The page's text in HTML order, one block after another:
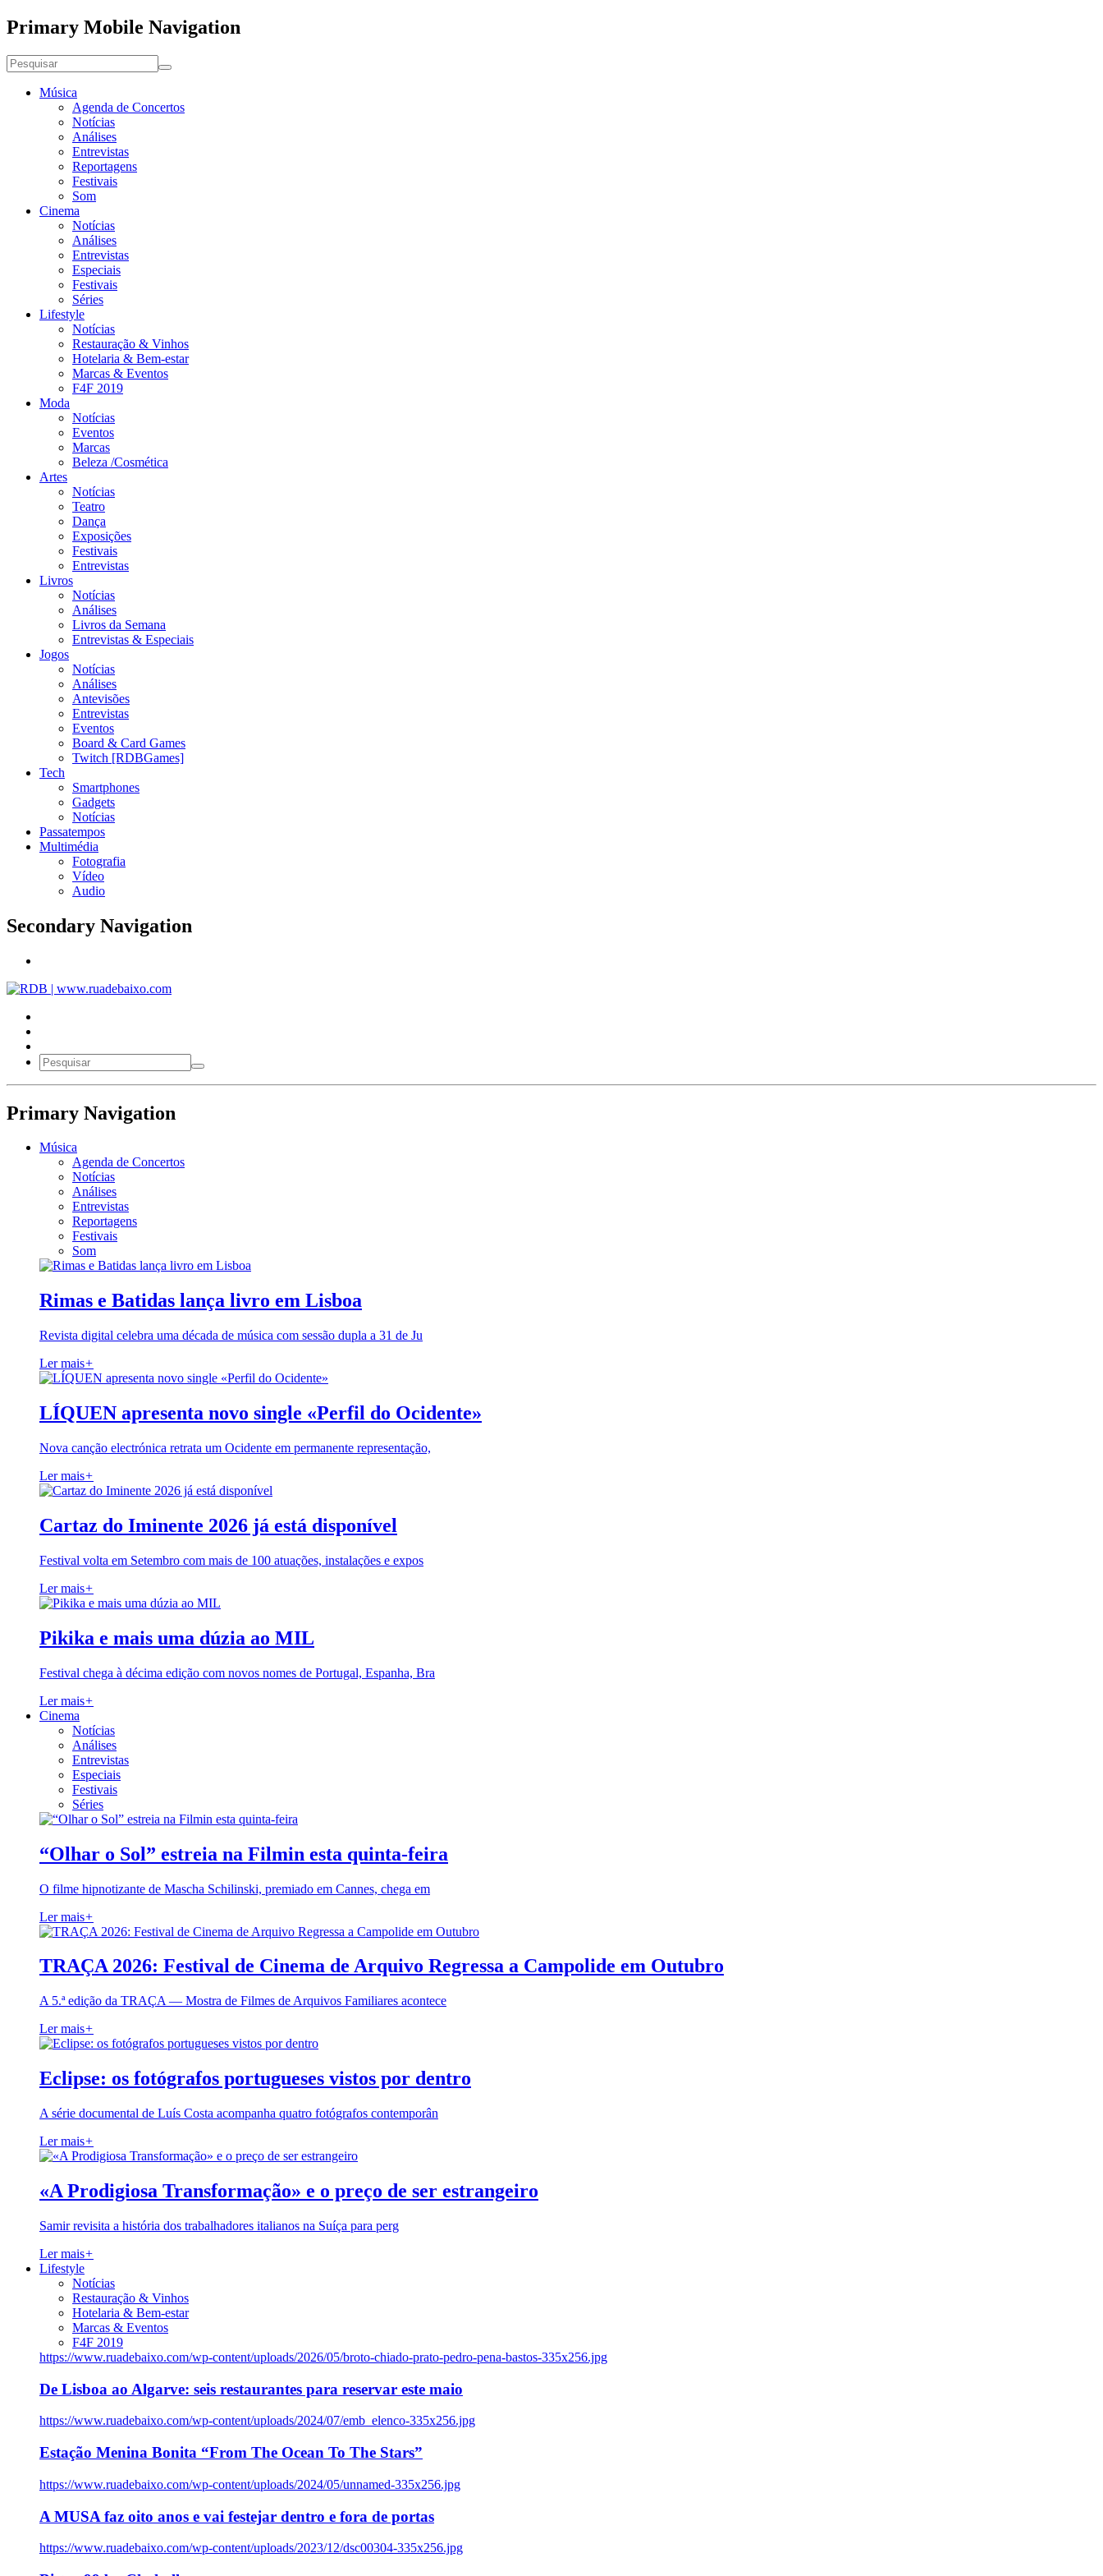
Primary Mobile Navigation
Música
Agenda de Concertos
Notícias
Análises
Entrevistas
Reportagens
Festivais
Som
Cinema
Notícias
Análises
Entrevistas
Especiais
Festivais
Séries
Lifestyle
Notícias
Restauração & Vinhos
Hotelaria & Bem-estar
Marcas & Eventos
F4F 2019
Moda
Notícias
Eventos
Marcas
Beleza /Cosmética
Artes
Notícias
Teatro
Dança
Exposições
Festivais
Entrevistas
Livros
Notícias
Análises
Livros da Semana
Entrevistas & Especiais
Jogos
Notícias
Análises
Antevisões
Entrevistas
Eventos
Board & Card Games
Twitch [RDBGames]
Tech
Smartphones
Gadgets
Notícias
Passatempos
Multimédia
Fotografia
Vídeo
Audio
Secondary Navigation
Primary Navigation
Música
Agenda de Concertos
Notícias
Análises
Entrevistas
Reportagens
Festivais
Som
Rimas e Batidas lança livro em Lisboa
Revista digital celebra uma década de música com sessão dupla a 31 de Ju
Ler mais+
LÍQUEN apresenta novo single «Perfil do Ocidente»
Nova canção electrónica retrata um Ocidente em permanente representação,
Ler mais+
Cartaz do Iminente 2026 já está disponível
Festival volta em Setembro com mais de 100 atuações, instalações e expos
Ler mais+
Pikika e mais uma dúzia ao MIL
Festival chega à décima edição com novos nomes de Portugal, Espanha, Bra
Ler mais+
Cinema
Notícias
Análises
Entrevistas
Especiais
Festivais
Séries
“Olhar o Sol” estreia na Filmin esta quinta-feira
O filme hipnotizante de Mascha Schilinski, premiado em Cannes, chega em
Ler mais+
TRAÇA 2026: Festival de Cinema de Arquivo Regressa a Campolide em Outubro
A 5.ª edição da TRAÇA — Mostra de Filmes de Arquivos Familiares acontece
Ler mais+
Eclipse: os fotógrafos portugueses vistos por dentro
A série documental de Luís Costa acompanha quatro fotógrafos contemporân
Ler mais+
«A Prodigiosa Transformação» e o preço de ser estrangeiro
Samir revisita a história dos trabalhadores italianos na Suíça para perg
Ler mais+
Lifestyle
Notícias
Restauração & Vinhos
Hotelaria & Bem-estar
Marcas & Eventos
F4F 2019
https://www.ruadebaixo.com/wp-content/uploads/2026/05/broto-chiado-prato-pedro-pena-bastos-335x256.jpg
De Lisboa ao Algarve: seis restaurantes para reservar este maio
https://www.ruadebaixo.com/wp-content/uploads/2024/07/emb_elenco-335x256.jpg
Estação Menina Bonita “From The Ocean To The Stars”
https://www.ruadebaixo.com/wp-content/uploads/2024/05/unnamed-335x256.jpg
A MUSA faz oito anos e vai festejar dentro e fora de portas
https://www.ruadebaixo.com/wp-content/uploads/2023/12/dsc00304-335x256.jpg